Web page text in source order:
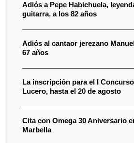
Adiós a Pepe Habichuela,
guitarra, a los 82 años
Adiós al cantaor jerezano
67 años
La inscripción para el I
Lucero, hasta el 20 de agosto
Cita con Omega 30 Aniversario
Marbella